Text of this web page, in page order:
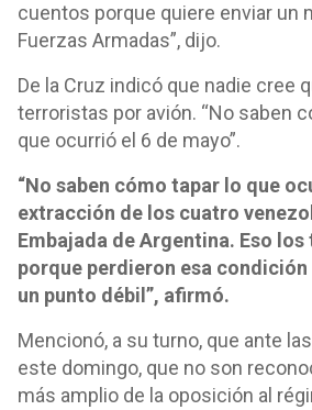
cuentos porque quiere enviar un
Fuerzas Armadas”, dijo.
De la Cruz indicó que nadie cree
terroristas por avión. “No saben
que ocurrió el 6 de mayo”.
“No saben cómo tapar lo que
extracción de los cuatro
Embajada de Argentina. Eso
porque perdieron esa condición
un punto débil”, afirmó.
Mencionó, a su turno, que ante
este domingo, que no son
más amplio de la oposición al